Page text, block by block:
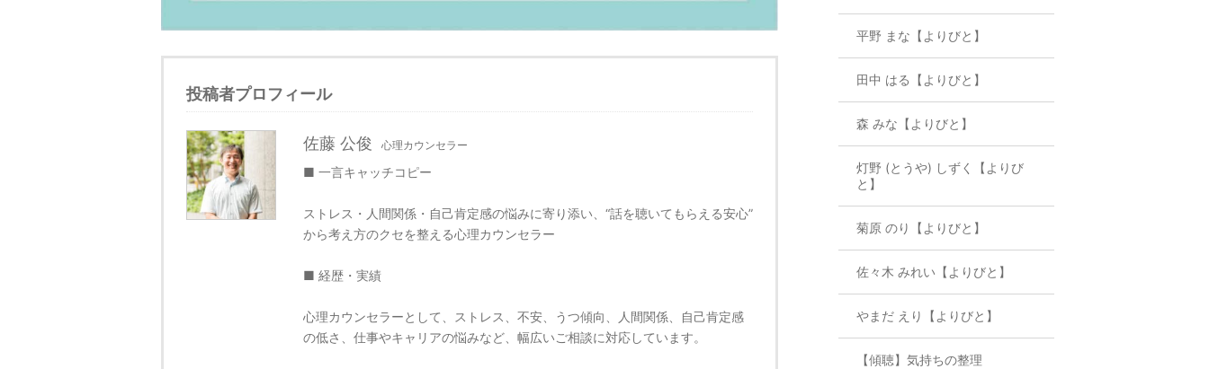
投稿者プロフィール
佐藤 公俊 心理カウンセラー
■ 一言キャッチコピー
ストレス・人間関係・自己肯定感の悩みに寄り添い、“話を聴いてもらえる安心”
から考え方のクセを整える心理カウンセラー
■ 経歴・実績
心理カウンセラーとして、ストレス、不安、うつ傾向、人間関係、自己肯定感
の低さ、仕事やキャリアの悩みなど、幅広いご相談に対応しています。
平野 まな【よりびと】
田中 はる【よりびと】
森 みな【よりびと】
灯野 (とうや) しずく【よりび
と】
菊原 のり【よりびと】
佐々木 みれい【よりびと】
やまだ えり【よりびと】
【傾聴】気持ちの整理